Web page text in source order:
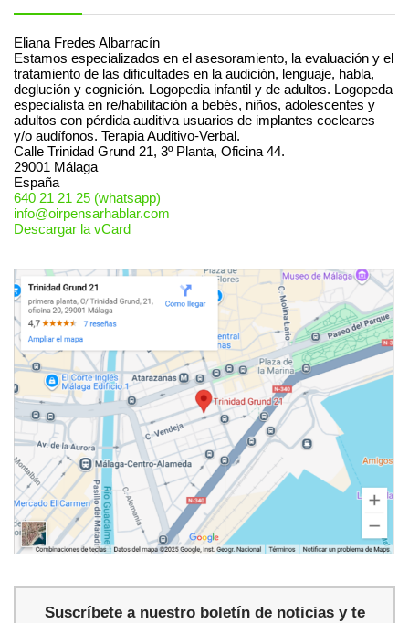
Eliana Fredes Albarracín
Estamos especializados en el asesoramiento, la evaluación y el
tratamiento de las dificultades en la audición, lenguaje, habla,
deglución y cognición. Logopedia infantil y de adultos. Logopeda
especialista en re/habilitación a bebés, niños, adolescentes y
adultos con pérdida auditiva usuarios de implantes cocleares
y/o audífonos. Terapia Auditivo-Verbal.
Calle Trinidad Grund 21, 3º Planta, Oficina 44.
29001 Málaga
España
640 21 21 25 (whatsapp)
info@oirpensarhablar.com
Descargar la vCard
Suscríbete a nuestro boletín de noticias y te